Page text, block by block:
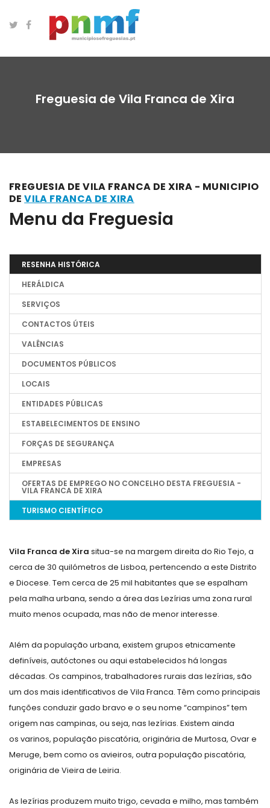
Freguesia de Vila Franca de Xira
FREGUESIA DE VILA FRANCA DE XIRA - MUNICIPIO
DEVILA FRANCA DE XIRA
Menu da Freguesia
RESENHA HISTÓRICA
HERÁLDICA
SERVIÇOS
CONTACTOS ÚTEIS
VALÊNCIAS
DOCUMENTOS PÚBLICOS
LOCAIS
ENTIDADES PÚBLICAS
ESTABELECIMENTOS DE ENSINO
FORÇAS DE SEGURANÇA
EMPRESAS
OFERTAS DE EMPREGO NO CONCELHO DESTA FREGUESIA -
VILA FRANCA DE XIRA
TURISMO CIENTÍFICO
Vila Franca de Xira situa-se na margem direita do Rio Tejo, a
cerca de 30 quilómetros de Lisboa, pertencendo a este Distrito
e Diocese. Tem cerca de 25 mil habitantes que se espalham
pela malha urbana, sendo a área das Lezírias uma zona rural
muito menos ocupada, mas não de menor interesse.
Além da população urbana, existem grupos etnicamente
definíveis, autóctones ou aqui estabelecidos há longas
décadas. Os campinos, trabalhadores rurais das lezírias, são
um dos mais identificativos de Vila Franca. Têm como principais
funções conduzir gado bravo e o seu nome “campinos” tem
origem nas campinas, ou seja, nas lezírias. Existem ainda
os varinos, população piscatória, originária de Murtosa, Ovar e
Meruge, bem como os avieiros, outra população piscatória,
originária de Vieira de Leiria.
As lezírias produzem muito trigo, cevada e milho, mas também